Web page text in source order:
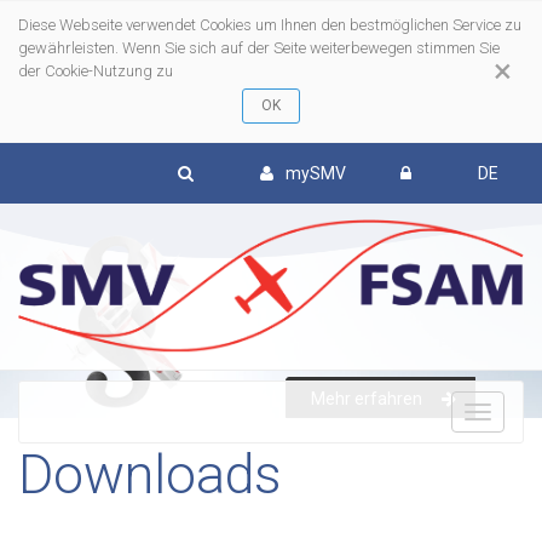
×
Diese Webseite verwendet Cookies um Ihnen den bestmöglichen Service zu
gewährleisten. Wenn Sie sich auf der Seite weiterbewegen stimmen Sie
der Cookie-Nutzung zu
mySMV DE
Downloads